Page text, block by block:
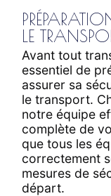
LE
Avant tout
essentiel de
assurer sa
le transport.
notre équipe
complète de
que tous les
correctement
mesures de
départ.